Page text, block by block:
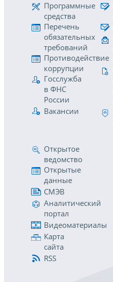
Программные
средства
Перечень
обязательных
требований
Противодействие
коррупции
Госслужба
в ФНС
России
Вакансии
Открытое
ведомство
Открытые
данные
СМЭВ
Аналитический
портал
Видеоматериалы
Карта
сайта
RSS